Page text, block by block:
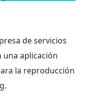
de servicios
aplicación
la reproducción